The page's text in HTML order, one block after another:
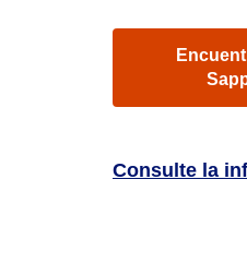
Consulte la